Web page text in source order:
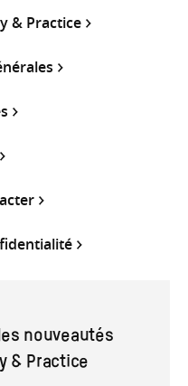
& Practice
nouveautés
& Practice